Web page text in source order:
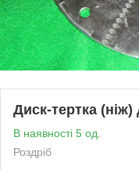
Диск-тертка
В наявності 5 од.
Роздріб